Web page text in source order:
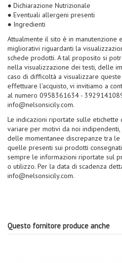
● Dichiarazione Nutrizionale
● Eventuali allergeni presenti
● Ingredienti
Attualmente il sito è in manutenzione
migliorativi riguardanti la
schede prodotti. A tal proposito si
nella visualizzazione dei testi, delle
caso di difficoltà a visualizzare
effettuare l'acquisto, vi invitiamo a
al numero 0958361634 -
info@nelsonsicily.com.
Le indicazioni riportate sulle
variare per motivi da noi
delle momentanee discrepanze tra
quelle presenti sui prodotti
sempre le informazioni riportate sul
o utilizzo. Per la data di scadenza
info@nelsonsicily.com.
Questo fornitore produce anche